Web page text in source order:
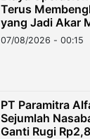
Terus
yang Jadi Akar
07/08/2026 - 00:15
PT Paramitra
Sejumlah
Ganti Rugi